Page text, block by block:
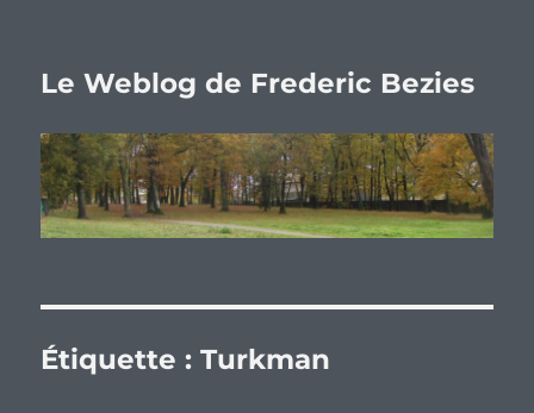
Le Weblog de Frederic Bezies
Étiquette :Turkman